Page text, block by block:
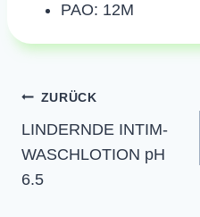
PAO: 12M
Beitragsnavigation
ZURÜCK
LINDERNDE INTIM-
WASCHLOTION pH
6.5